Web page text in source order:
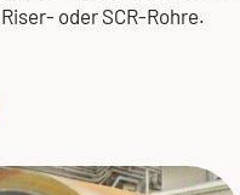
oder SCR-Rohre.